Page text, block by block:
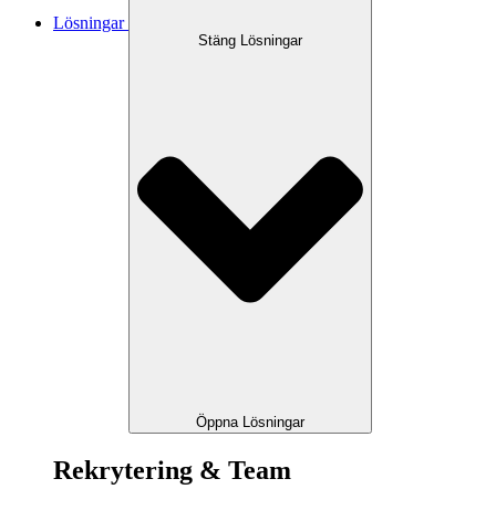
Lösningar
Stäng Lösningar
Öppna Lösningar
Rekrytering & Team